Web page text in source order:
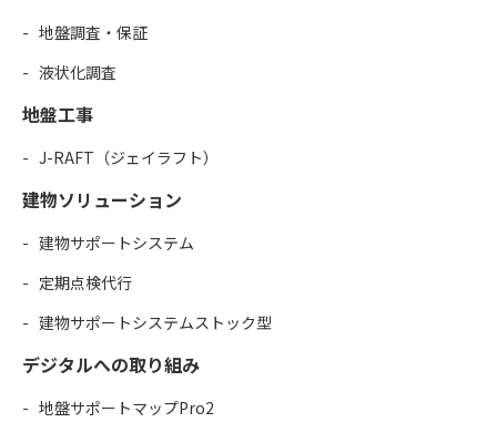
地盤調査・保証
液状化調査
地盤工事
J-RAFT（ジェイラフト）
建物ソリューション
建物サポートシステム
定期点検代行
建物サポートシステムストック型
デジタルへの取り組み
地盤サポートマップPro2